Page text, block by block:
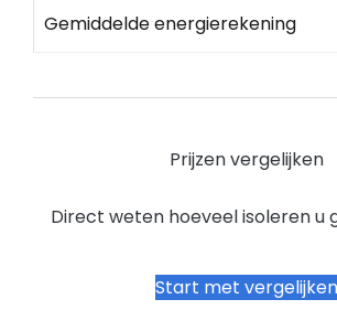
Gemiddelde energierekening
Prijzen vergelijken
Direct weten hoeveel isoleren u
Start met vergelijken